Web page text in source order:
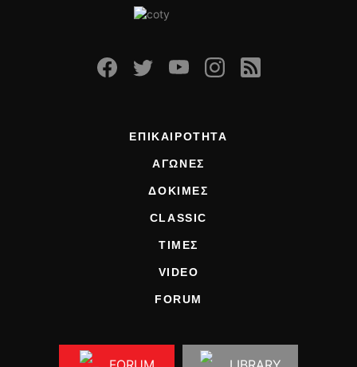
ΕΠΙΚΑΙΡΟΤΗΤΑ
ΑΓΩΝΕΣ
ΔΟΚΙΜΕΣ
CLASSIC
ΤΙΜΕΣ
VIDEO
FORUM